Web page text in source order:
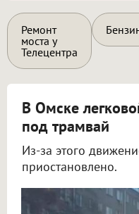
Ремонт
моста у
Телецентра
В Омске
под трамвай
Из-за этого
приостановлено.